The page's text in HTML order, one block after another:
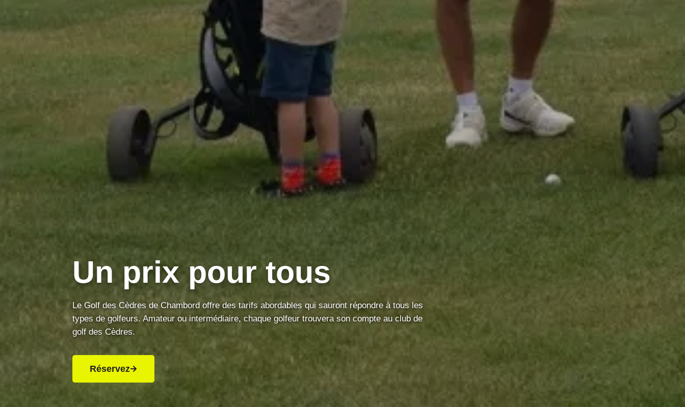
Un prix pour tous
Le Golf des Cèdres de Chambord offre des tarifs abordables qui sauront répondre à tous les
types de golfeurs. Amateur ou intermédiaire, chaque golfeur trouvera son compte au club de
golf des Cèdres.
Réservez